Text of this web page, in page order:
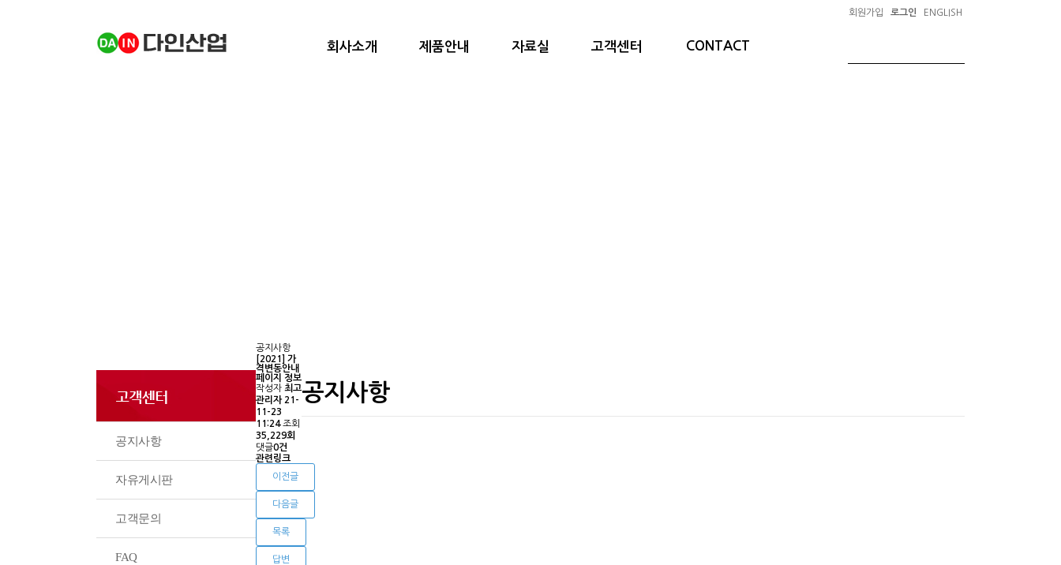
회사소개 제품안내 자료실 고객센터 CONTACT
회원가입 로그인 ENGLISH
공지사항
자유게시판
고객문의
FAQ
공지사항
공지사항
[2021] 가
격변동안내
페이지 정보
작성자 최고
관리자 21-
11-23
11:24조회
35,229회
댓글0건
관련링크
이전글
다음글
목록
답변